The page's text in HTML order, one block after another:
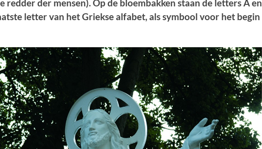
redder der mensen). Op de bloembakken staan de letters A en
letter van het Griekse alfabet, als symbool voor het begin